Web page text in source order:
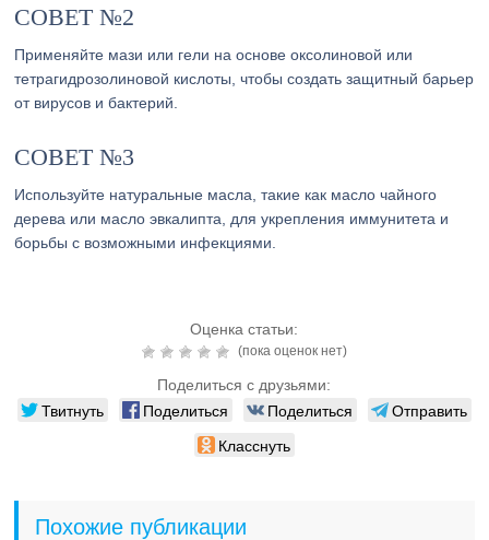
СОВЕТ №2
Применяйте мази или гели на основе оксолиновой или
тетрагидрозолиновой кислоты, чтобы создать защитный барьер
от вирусов и бактерий.
СОВЕТ №3
Используйте натуральные масла, такие как масло чайного
дерева или масло эвкалипта, для укрепления иммунитета и
борьбы с возможными инфекциями.
Оценка статьи:
(пока оценок нет)
Поделиться с друзьями:
Твитнуть Поделиться Поделиться
Отправить
Класснуть
Похожие публикации